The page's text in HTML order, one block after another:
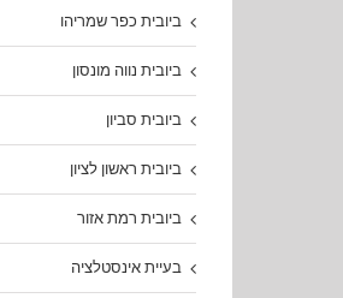
ביובית כפר שמריהו
ביובית נווה מונסון
ביובית סביון
ביובית ראשון לציון
ביובית רמת אזור
בעיית אינסטלציה